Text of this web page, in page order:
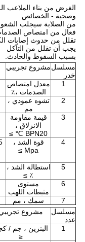
الغرض من بناء الملاعب
وصحية - الخصائص
من الصلابة سيجلب
فعال من امتصاص
تقلل من حدوث إصابات
يجب أن تقلل من التآكل
بسبب السقوط والحادث.
مسلسل
خدر
مشروع تجريبي
1
معدل امتصاص
الصدمات ،٪
2
تشوه عمودي ،
مم
3
قيمة مقاومة
الانزلاق ،
BPN20 ℃ ≥
4
قوة الشد ،
Mpa ≥
5
استطالة الشد ،
٪ ≥
6
مستوى
مثبطات اللهب
7 سمك ، مم
مسلسل
عدد
مشروع
1
البنزين ، جم /
≤